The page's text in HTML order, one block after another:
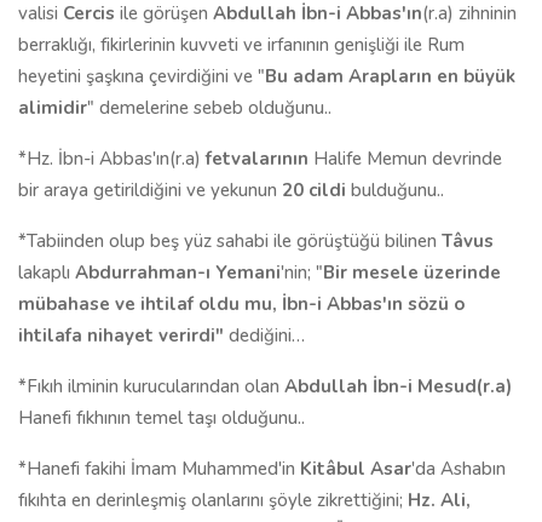
valisi Cercis ile görüşen Abdullah İbn-i Abbas'ın(r.a) zihninin
berraklığı, fikirlerinin kuvveti ve irfanının genişliği ile Rum
heyetini şaşkına çevirdiğini ve "Bu adam Arapların en büyük
alimidir" demelerine sebeb olduğunu..
*Hz. İbn-i Abbas'ın(r.a)fetvalarının Halife Memun devrinde
bir araya getirildiğini ve yekunun 20 cildi bulduğunu..
*Tabiinden olup beş yüz sahabi ile görüştüğü bilinen Tâvus
lakaplı Abdurrahman-ı Yemani'nin; "Bir mesele üzerinde
mübahase ve ihtilaf oldu mu, İbn-i Abbas'ın sözü o
ihtilafa nihayet verirdi" dediğini…
*Fıkıh ilminin kurucularından olan Abdullah İbn-i Mesud(r.a)
Hanefi fıkhının temel taşı olduğunu..
*Hanefi fakihi İmam Muhammed'in Kitâbul Asar'da Ashabın
fıkıhta en derinleşmiş olanlarını şöyle zikrettiğini; Hz. Ali,